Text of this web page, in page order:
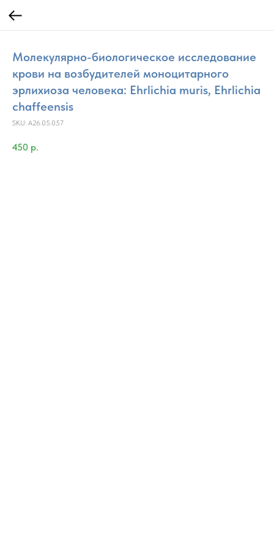
Молекулярно-биологическое исследование
крови на возбудителей моноцитарного
эрлихиоза человека: Ehrlichia muris, Ehrlichia
chaffeensis
SKU: A26.05.057
450 р.